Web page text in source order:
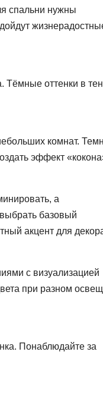
спальни нужны
Тёмные оттенки в
комнат.
эффект
а
базовый
акцент для
с визуализацией
при разном
Понаблюдайте за